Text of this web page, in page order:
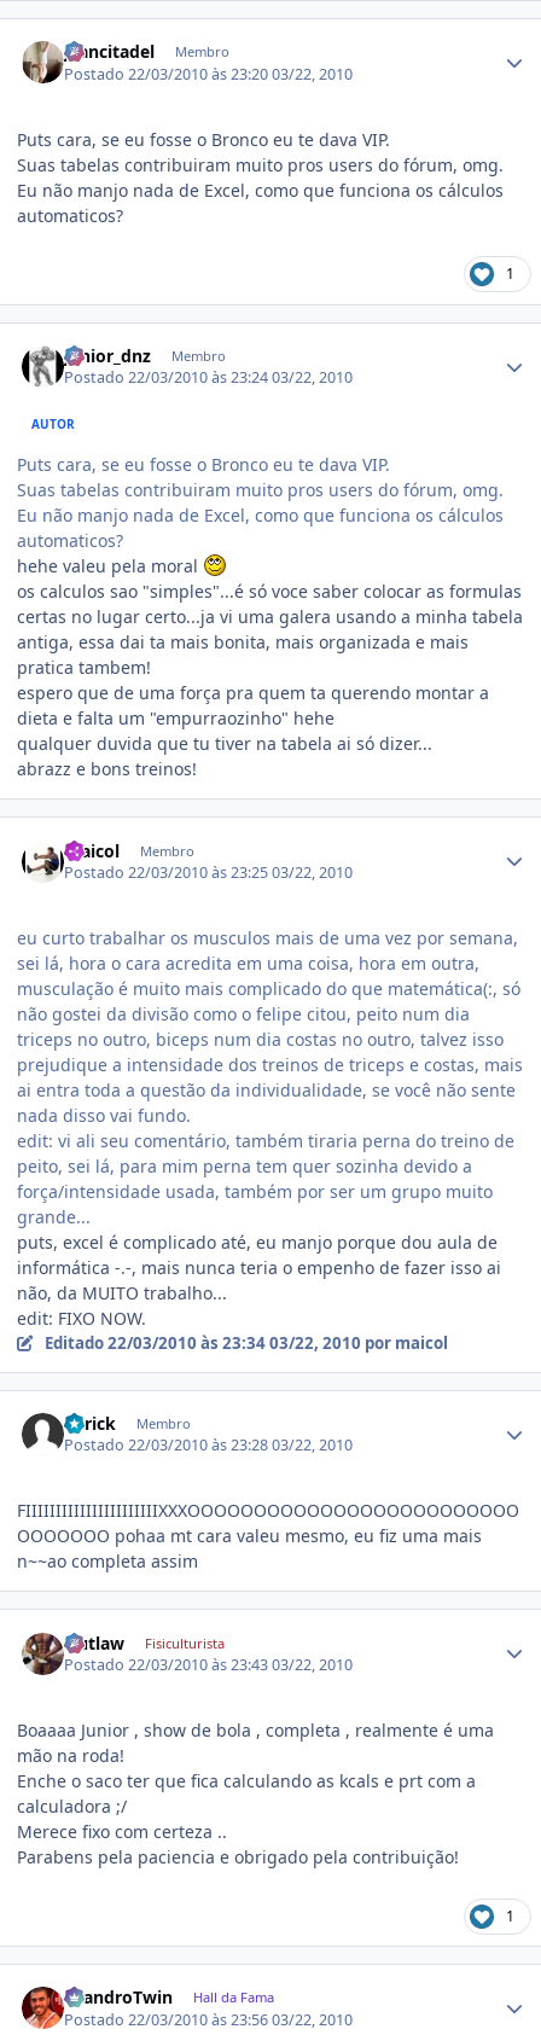
jeancitadel Membro
Postado22/03/2010 às 23:2003/22, 2010
Puts cara, se eu fosse o Bronco eu te dava VIP.
Suas tabelas contribuiram muito pros users do fórum, omg.
Eu não manjo nada de Excel, como que funciona os cálculos
automaticos?
1
junior_dnz Membro
Postado22/03/2010 às 23:2403/22, 2010
AUTOR
Puts cara, se eu fosse o Bronco eu te dava VIP.
Suas tabelas contribuiram muito pros users do fórum, omg.
Eu não manjo nada de Excel, como que funciona os cálculos
automaticos?
hehe valeu pela moral
os calculos sao "simples"...é só voce saber colocar as formulas
certas no lugar certo...ja vi uma galera usando a minha tabela
antiga, essa dai ta mais bonita, mais organizada e mais
pratica tambem!
espero que de uma força pra quem ta querendo montar a
dieta e falta um "empurraozinho" hehe
qualquer duvida que tu tiver na tabela ai só dizer...
abrazz e bons treinos!
maicol Membro
Postado22/03/2010 às 23:2503/22, 2010
eu curto trabalhar os musculos mais de uma vez por semana,
sei lá, hora o cara acredita em uma coisa, hora em outra,
musculação é muito mais complicado do que matemática(:, só
não gostei da divisão como o felipe citou, peito num dia
triceps no outro, biceps num dia costas no outro, talvez isso
prejudique a intensidade dos treinos de triceps e costas, mais
ai entra toda a questão da individualidade, se você não sente
nada disso vai fundo.
edit: vi ali seu comentário, também tiraria perna do treino de
peito, sei lá, para mim perna tem quer sozinha devido a
força/intensidade usada, também por ser um grupo muito
grande...
puts, excel é complicado até, eu manjo porque dou aula de
informática -.-, mais nunca teria o empenho de fazer isso ai
não, da MUITO trabalho...
edit: FIXO NOW.
Editado22/03/2010 às 23:3403/22, 2010 por maicol
derick Membro
Postado22/03/2010 às 23:2803/22, 2010
FIIIIIIIIIIIIIIIIIIIIIIXXXOOOOOOOOOOOOOOOOOOOOOOOOO
OOOOOOO pohaa mt cara valeu mesmo, eu fiz uma mais
n~~ao completa assim
Outlaw Fisiculturista
Postado22/03/2010 às 23:4303/22, 2010
Boaaaa Junior , show de bola , completa , realmente é uma
mão na roda!
Enche o saco ter que fica calculando as kcals e prt com a
calculadora ;/
Merece fixo com certeza ..
Parabens pela paciencia e obrigado pela contribuição!
1
LeandroTwin Hall da Fama
Postado22/03/2010 às 23:5603/22, 2010